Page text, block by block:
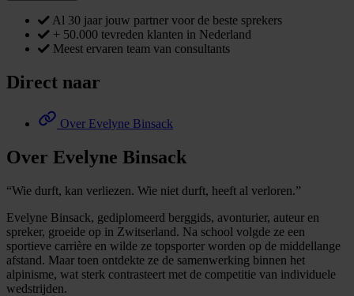
Al 30 jaar jouw partner voor de beste sprekers
+ 50.000 tevreden klanten in Nederland
Meest ervaren team van consultants
Direct naar
Over Evelyne Binsack
Over Evelyne Binsack
“Wie durft, kan verliezen. Wie niet durft, heeft al verloren.”
Evelyne Binsack, gediplomeerd berggids, avonturier, auteur en
spreker, groeide op in Zwitserland. Na school volgde ze een
sportieve carrière en wilde ze topsporter worden op de middellange
afstand. Maar toen ontdekte ze de samenwerking binnen het
alpinisme, wat sterk contrasteert met de competitie van individuele
wedstrijden.